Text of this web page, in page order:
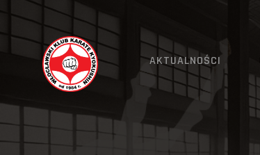
AKTUALNOŚCI